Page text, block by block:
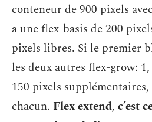
conteneur de 900 pixels
a une flex-basis de 200
pixels libres. Si le premier
les deux autres flex-grow:
150 pixels
chacun. Flex extend, c’est